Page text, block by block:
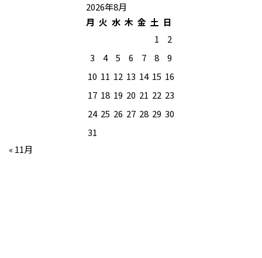
2026年8月
月 火 水 木 金 土 日
1
2
3
4 5 6 7 8
9
10 11 12 13 14 15 16
17 18 19 20 21 22 23
24 25 26 27 28 29 30
31
« 11月